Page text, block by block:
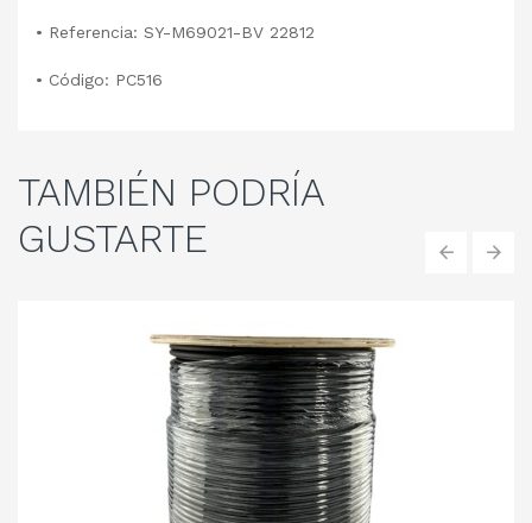
• Referencia: SY-M69021-BV 22812
• Código: PC516
TAMBIÉN PODRÍA
GUSTARTE